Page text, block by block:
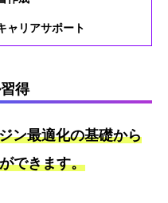
ャリアサポート
得
ン最適化の基礎から
できます。